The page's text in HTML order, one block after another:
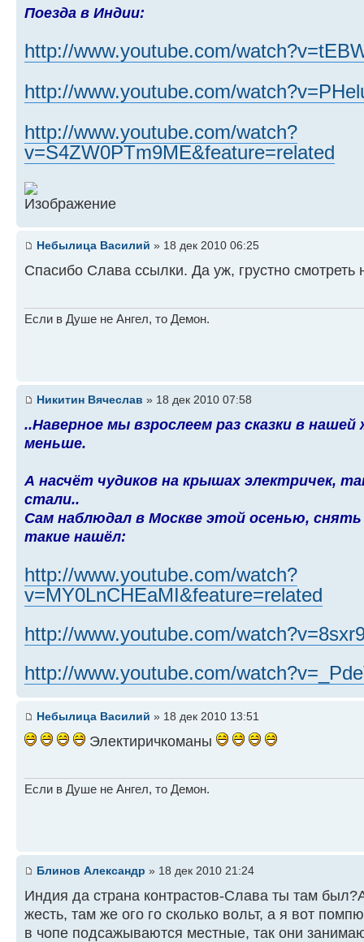
Поезда в Индии:
http://www.youtube.com/
http://www.youtube.com/
http://www.youtube.com/watch?
v=S4ZW0PTm9ME&feature=related
Небылица Василий » 18 дек 2010 06:25
Спасибо Слава ссылки. Да уж, грустно смотреть
Если в Душе не Ангел, то Демон.
Никитин Вячеслав » 18 дек 2010 07:58
..Наверное мы взрослеем раз сказки в
меньше.
А насчёт чудиков на крышах электричек,
стали..
Сам наблюдал в Москве этой осенью, снять
такие нашёл:
http://www.youtube.com/watch?
v=MY0LnCHEaMI&feature=related
http://www.youtube.com/
http://www.youtube.com/
Небылица Василий » 18 дек 2010 13:51
Электиричкоманы
Если в Душе не Ангел, то Демон.
Блинов Александр » 18 дек 2010 21:24
Индия да страна контрастов-Слава ты там
жесть, там же ого го сколько вольт, а я вот
в чопе подсажываются местные, так они